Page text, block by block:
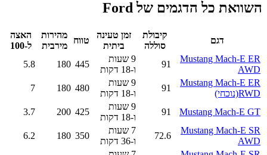
השוואת כל הדגמים של Ford
דגם
קיבולת
סוללה
זמן טעינה
ביתית
טווח
מהירות
מירבית
האצה
ל-100
Mustang Mach-E ER
AWD
91
9 שעות
ו-18 דקות
445
180
5.8
Mustang Mach-E ER
RWD(נוכחי)
91
9 שעות
ו-18 דקות
480
180
7
Mustang Mach-E GT
91
9 שעות
ו-18 דקות
425
200
3.7
Mustang Mach-E SR
AWD
72.6
7 שעות
ו-36 דקות
350
180
6.2